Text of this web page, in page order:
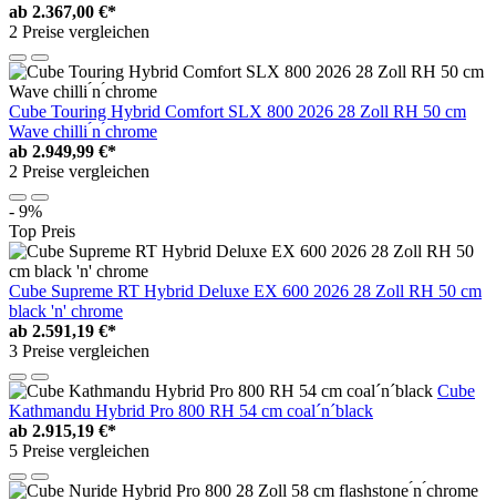
ab 2.367,00 €*
2 Preise vergleichen
Cube Touring Hybrid Comfort SLX 800 2026 28 Zoll RH 50 cm
Wave chilli ́n ́chrome
ab 2.949,99 €*
2 Preise vergleichen
- 9%
Top Preis
Cube Supreme RT Hybrid Deluxe EX 600 2026 28 Zoll RH 50 cm
black 'n' chrome
ab 2.591,19 €*
3 Preise vergleichen
Cube
Kathmandu Hybrid Pro 800 RH 54 cm coal´n´black
ab 2.915,19 €*
5 Preise vergleichen